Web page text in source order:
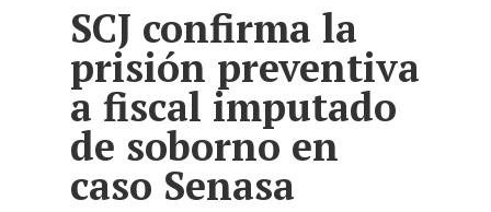
SCJ confirma la
prisión preventiva
a fiscal imputado
de soborno en
caso Senasa